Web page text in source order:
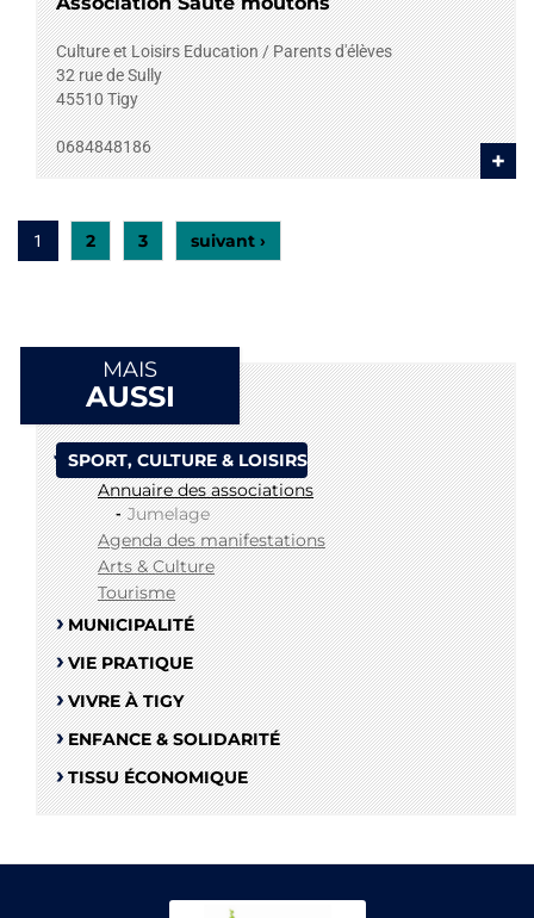
Culture et LoisirsEducation / Parents d'élèves
32 rue de Sully
45510Tigy
0684848186 +
1 2 3 suivant ›
MAIS
AUSSI
SPORT, CULTURE & LOISIRS
Annuaire des associations
Jumelage
Agenda des manifestations
Arts & Culture
Tourisme
MUNICIPALITÉ
VIE PRATIQUE
VIVRE À TIGY
ENFANCE & SOLIDARITÉ
TISSU ÉCONOMIQUE